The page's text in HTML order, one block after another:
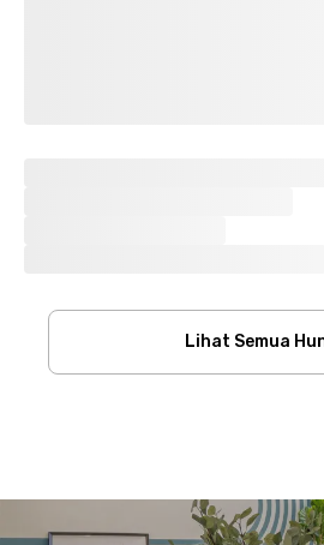
Lihat Semua